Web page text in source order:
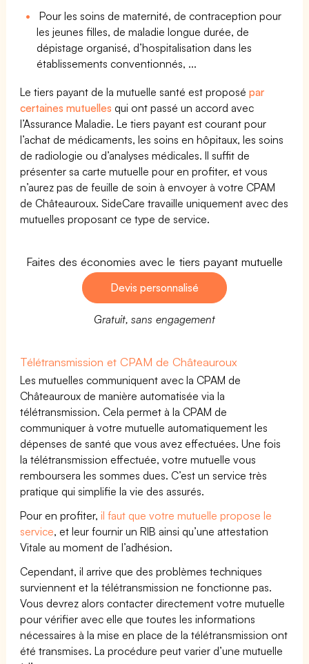
Pour les soins de maternité, de contraception pour
les jeunes filles, de maladie longue durée, de
dépistage organisé, d’hospitalisation dans les
établissements conventionnés, ...
Le tiers payant de la mutuelle santé est proposépar
certaines mutuelles qui ont passé un accord avec
l’Assurance Maladie. Le tiers payant est courant pour
l’achat de médicaments, les soins en hôpitaux, les soins
de radiologie ou d’analyses médicales. Il suffit de
présenter sa carte mutuelle pour en profiter, et vous
n’aurez pas de feuille de soin à envoyer à votre CPAM
de Châteauroux. SideCare travaille uniquement avec des
mutuelles proposant ce type de service.
Faites des économies avec le tiers payant mutuelle
Devis personnalisé
Gratuit, sans engagement
Télétransmission et CPAM de Châteauroux
Les mutuelles communiquent avec la CPAM de
Châteauroux de manière automatisée via la
télétransmission. Cela permet à la CPAM de
communiquer à votre mutuelle automatiquement les
dépenses de santé que vous avez effectuées. Une fois
la télétransmission effectuée, votre mutuelle vous
remboursera les sommes dues. C’est un service très
pratique qui simplifie la vie des assurés.
Pour en profiter,il faut que votre mutuelle propose le
service, et leur fournir un RIB ainsi qu’une attestation
Vitale au moment de l’adhésion.
Cependant, il arrive que des problèmes techniques
surviennent et la télétransmission ne fonctionne pas.
Vous devrez alors contacter directement votre mutuelle
pour vérifier avec elle que toutes les informations
nécessaires à la mise en place de la télétransmission ont
été transmises. La procédure peut varier d’une mutuelle